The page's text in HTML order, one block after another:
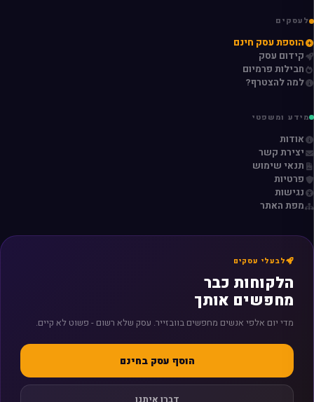
לעסקים
הוספת עסק חינם
קידום עסק
חבילות פרמיום
למה להצטרף?
מידע ומשפטי
אודות
יצירת קשר
תנאי שימוש
פרטיות
נגישות
מפת האתר
לבעלי עסקים
הלקוחות כבר
מחפשים אותך
מדי יום אלפי אנשים מחפשים בוובזייר. עסק שלא רשום - פשוט לא קיים.
הוסף עסק בחינם